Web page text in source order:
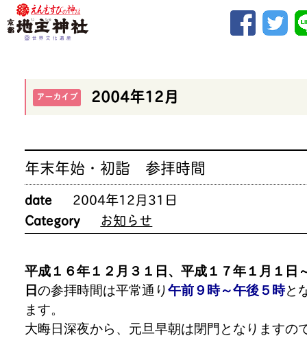
アーカイブ 2004年12月
年末年始・初詣 参拝時間
date
2004年12月31日
Category
お知らせ
平成１６年１２月３１日、平成１７年１月１日
日の参拝時間は平常通り午前９時～午後５時と
ます。
大晦日深夜から、元旦早朝は閉門となりますの